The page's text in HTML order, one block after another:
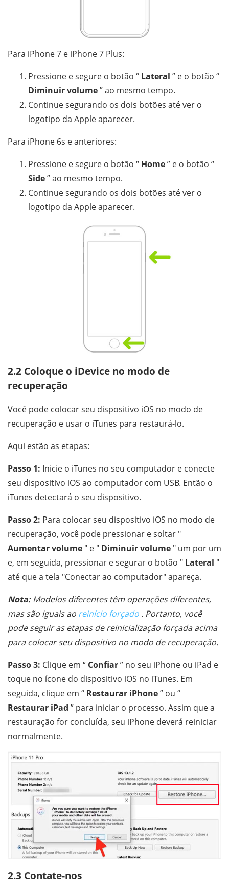
Para iPhone 7 e iPhone 7 Plus:
Pressione e segure o botão “ Lateral ” e o botão “
Diminuir volume” ao mesmo tempo.
Continue segurando os dois botões até ver o
logotipo da Apple aparecer.
Para iPhone 6s e anteriores:
Pressione e segure o botão “ Home” e o botão “
Side” ao mesmo tempo.
Continue segurando os dois botões até ver o
logotipo da Apple aparecer.
2.2 Coloque o iDevice no modo de
recuperação
Você pode colocar seu dispositivo iOS no modo de
recuperação e usar o iTunes para restaurá-lo.
Aqui estão as etapas:
Passo 1: Inicie o iTunes no seu computador e conecte
seu dispositivo iOS ao computador com USB. Então o
iTunes detectará o seu dispositivo.
Passo 2: Para colocar seu dispositivo iOS no modo de
recuperação, você pode pressionar e soltar "
Aumentar volume " e " Diminuir volume " um por um
e, em seguida, pressionar e segurar o botão " Lateral "
até que a tela "Conectar ao computador" apareça.
Nota:Modelos diferentes têm operações diferentes,
mas são iguais ao reinício forçado . Portanto, você
pode seguir as etapas de reinicialização forçada acima
para colocar seu dispositivo no modo de recuperação.
Passo 3: Clique em “ Confiar” no seu iPhone ou iPad e
toque no ícone do dispositivo iOS no iTunes. Em
seguida, clique em “ Restaurar iPhone” ou “
Restaurar iPad ” para iniciar o processo. Assim que a
restauração for concluída, seu iPhone deverá reiniciar
normalmente.
2.3 Contate-nos